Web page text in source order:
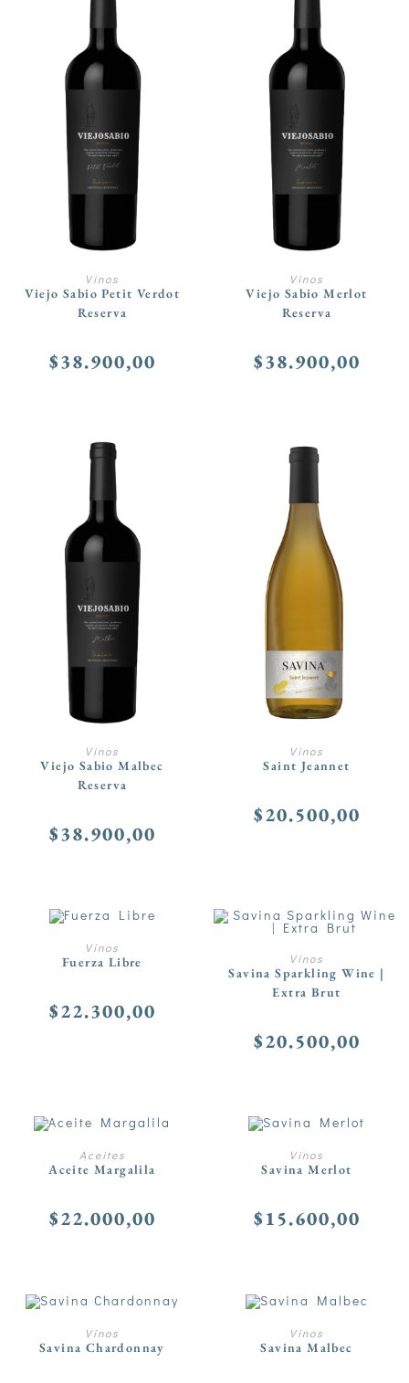
AÑADIR AL CARRITO
Vinos
Viejo Sabio Petit Verdot
Reserva
$38.900,00
AÑADIR AL CARRITO
Vinos
Viejo Sabio Merlot
Reserva
$38.900,00
AÑADIR AL CARRITO
Vinos
Viejo Sabio Malbec
Reserva
$38.900,00
AÑADIR AL CARRITO
Vinos
Saint Jeannet
$20.500,00
AÑADIR AL CARRITO
Vinos
Fuerza Libre
$22.300,00
AÑADIR AL CARRITO
Vinos
Savina Sparkling Wine |
Extra Brut
$20.500,00
AÑADIR AL CARRITO
Aceites
Aceite Margalila
$22.000,00
AÑADIR AL CARRITO
Vinos
Savina Merlot
$15.600,00
AÑADIR AL CARRITO
Vinos
Savina Chardonnay
AÑADIR AL CARRITO
Vinos
Savina Malbec